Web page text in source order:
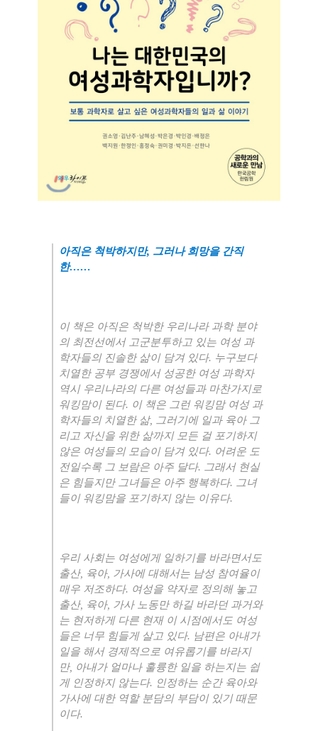
아직은 척박하지만, 그러나 희망을 간직
한……
이 책은 아직은 척박한 우리나라 과학 분야
의 최전선에서 고군분투하고 있는 여성 과
학자들의 진솔한 삶이 담겨 있다. 누구보다
치열한 공부 경쟁에서 성공한 여성 과학자
역시 우리나라의 다른 여성들과 마찬가지로
워킹맘이 된다. 이 책은 그런 워킹맘 여성 과
학자들의 치열한 삶,
그러기에 일과 육아 그
리고 자신을 위한 삶까지 모든 걸 포기하지
않은 여성들의 모습이 담겨 있다. 어려운 도
전일수록 그 보람은 아주 달다.
그래서 현실
은 힘들지만 그녀들은 아주 행복하다.
그녀
들이 워킹맘을 포기하지 않는 이유다.
우리 사회는 여성에게 일하기를 바라면서도
출산, 육아, 가사에 대해서는 남성 참여율이
매우 저조하다. 여성을 약자로 정의해 놓고
출산, 육아, 가사 노동만 하길 바라던 과거와
는 현저하게 다른 현재 이 시점에서도 여성
들은 너무 힘들게 살고 있다. 남편은 아내가
일을 해서 경제적으로 여유롭기를 바라지
만, 아내가 얼마나 훌륭한 일을 하는지는 쉽
게 인정하지 않는다. 인정하는 순간 육아와
가사에 대한 역할 분담의 부담이 있기 때문
이다.